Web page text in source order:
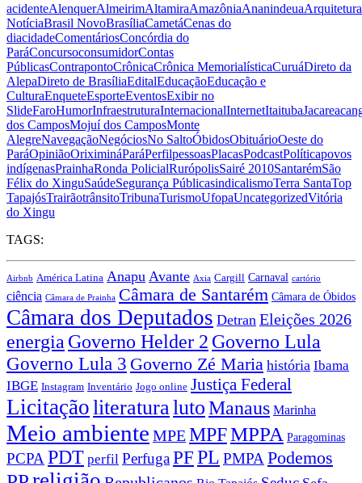
acidenteAlenquerAlmeirimAltamiraAmazôniaAnanindeuaArquitetura
NotíciaBrasil NovoBrasíliaCametáCenas do
diacidadeComentáriosConcórdia do
ParáConcursoconsumidorContas
PúblicasContrapontoCrônicaCrônica MemorialísticaCuruáDireto da
AlepaDireto de BrasíliaEditalEducaçãoEducação e
CulturaEnqueteEsporteEventosExibir no
SlideFaroHumorInfraestruturaInternacionalInternetItaituba
dos CamposMojuí dos CamposMonte
AlegreNavegaçãoNegóciosNo SaltoÓbidosObituárioOeste do
ParáOpiniãoOriximináParáPerfilpessoasPlacasPodcastPolíticapovos
indígenasPrainhaRonda PolicialRurópolisSairé 2010SantarémSão
Félix do XinguSaúdeSegurança PúblicasindicalismoTerra SantaTop
TapajósTrairãotrânsitoTribunaTurismoUfopaUncategorizedVitória
do Xingu
TAGS:
Airbnb América Latina Anapu Avante Axia Cargill Carnaval cartório
ciência Câmara de Prainha Câmara de Santarém Câmara de Óbidos
Câmara dos Deputados Detran Eleições 2026
energia Governo Helder 2 Governo Lula
Governo Lula 3 Governo Zé Maria história Ibama
IBGE Instagram Inventário Jogo online Justiça Federal
LicitaçãoliteraturalutoManaus Marinha
Meio ambiente MPEMPFMPPA Paragominas
PCPA PDT perfil PerfugaPFPL PMPA Podemos